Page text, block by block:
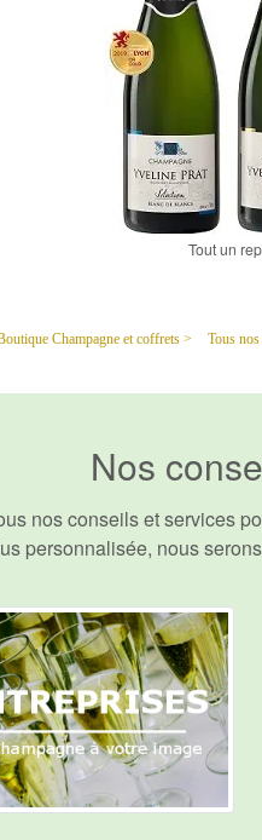
Tout un
Champagne et coffrets > Tous
Nos
nos conseils et services
personnalisée, nous